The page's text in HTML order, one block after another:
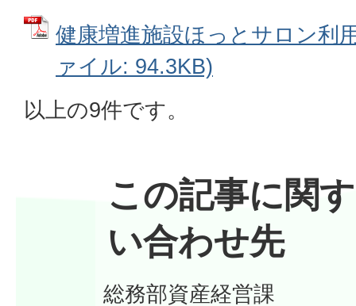
健康増進施設ほっとサロン利
ァイル: 94.3KB)
以上の9件です。
この記事に関
い合わせ先
総務部資産経営課